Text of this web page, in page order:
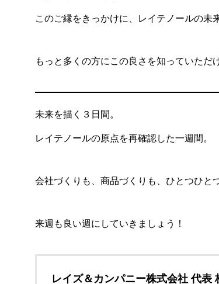
このご縁をきっかけに、レイテノールの未
もっと多くの方にこの良さを知っていただ
未来を描く３日間。
レイテノールの原点を再確認した一週間。
会社づくりも、商品づくりも、ひとつひと
来週も良い週にしていきましょう！
レイズ＆カンパニー株式会社 代表